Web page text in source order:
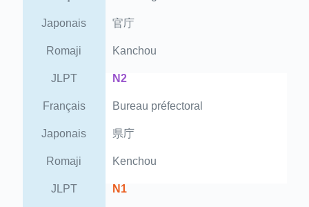
Japonais 官庁
Romaji Kanchou
JLPT N2
Français Bureau préfectoral
Japonais 県庁
Romaji Kenchou
JLPT N1